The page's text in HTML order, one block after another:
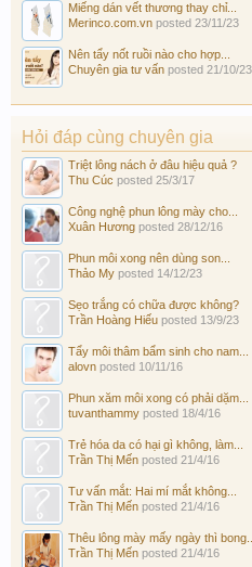
Miếng dán vết thương thay chỉ...
Merinco.com.vn posted 23/11/23
Nên tẩy nốt ruồi nào cho hợp...
Chuyên gia tư vấn posted 21/10/23
Hỏi đáp cùng chuyên gia
Triệt lông nách ở đâu hiệu quả ?
Thu Cúc posted 25/3/17
Công nghệ phun lông mày cho...
Xuân Hương posted 28/12/16
Phun môi xong nên dùng son...
Thảo My posted 14/12/23
Sẹo trắng có chữa được không?
Trần Hoàng Hiếu posted 13/9/23
Tẩy môi thâm bẩm sinh cho nam...
alovn posted 10/11/16
Phun xăm môi xong có phải dặm...
tuvanthammy posted 18/4/16
Trẻ hóa da có hại gì không, làm...
Trần Thị Mến posted 21/4/16
Tư vấn mắt: Hai mí mắt không...
Trần Thị Mến posted 21/4/16
Thêu lông mày mấy ngày thì bong...
Trần Thị Mến posted 21/4/16